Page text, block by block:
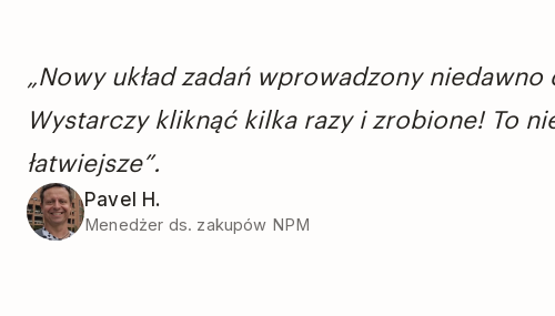
„Nowy układ zadań wprowadzony
Wystarczy kliknąć kilka razy i zrobione! To
łatwiejsze”.
Pavel H.
Menedżer ds. zakupów NPM